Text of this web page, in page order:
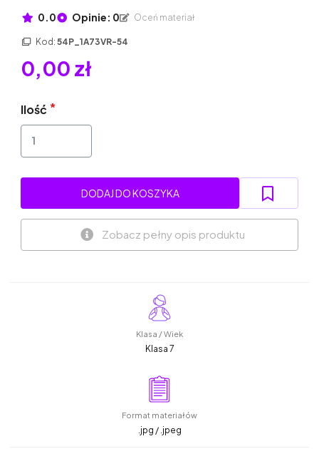
0.0 Opinie: 0 Oceń materiał
Kod: 54P_1A73VR-54
0,00 zł
Ilość
DODAJ DO KOSZYKA
Zobacz pełny opis produktu
Klasa / Wiek
Klasa 7
Format materiałów
.jpg / .jpeg